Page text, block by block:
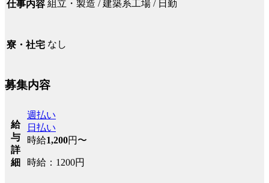
仕事内容 組立・製造 / 建築系工場 / 日勤
寮・社宅 なし
募集内容
給
与
詳
細
週払い
日払い
時給1,200円〜
時給：1200円